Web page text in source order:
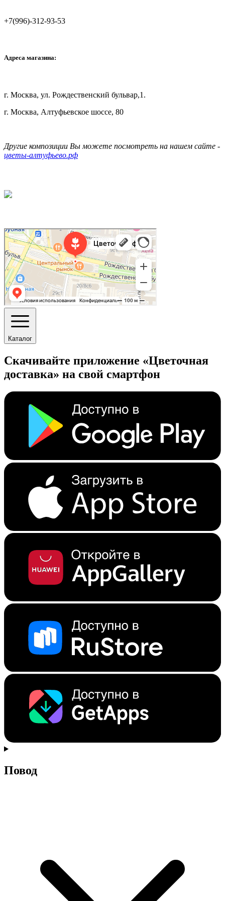
+7(996)-312-93-53
Адреса магазина:
г. Москва, ул. Рождественский бульвар,1.
г. Москва, Алтуфьевское шоссе, 80
Другие композиции Вы можете посмотреть на нашем сайте -
цветы-алтуфьево.рф
Каталог
Скачивайте приложение «Цветочная
доставка» на свой смартфон
Повод